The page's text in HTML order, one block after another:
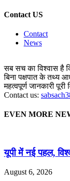
Contact US
Contact
News
सब सच का विश्वास है
बिना पक्षपात के तथ्य
महत्वपूर्ण जानकारी
Contact us:
EVEN MORE
यूपी में नई पहल,
August 6, 2026